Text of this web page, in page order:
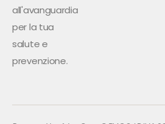
all'avanguardia
per la tua
salute e
prevenzione.